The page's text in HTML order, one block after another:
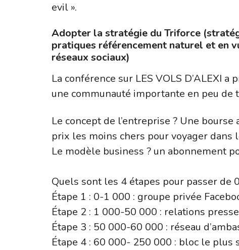
evil ».
Adopter la stratégie du Triforce
pratiques référencement naturel et en
réseaux sociaux)
La conférence sur LES VOLS D’ALEXI
une communauté importante en peu de
Le concept de l’entreprise ? Une
prix les moins chers pour voyager dans
Le modèle business ? un abonnement
Quels sont les 4 étapes pour passer de
Étape 1 : 0-1 000 : groupe privée
Étape 2 : 1 000-50 000 : relations
Étape 3 : 50 000-60 000 : réseau
Étape 4 : 60 000- 250 000 : bloc le